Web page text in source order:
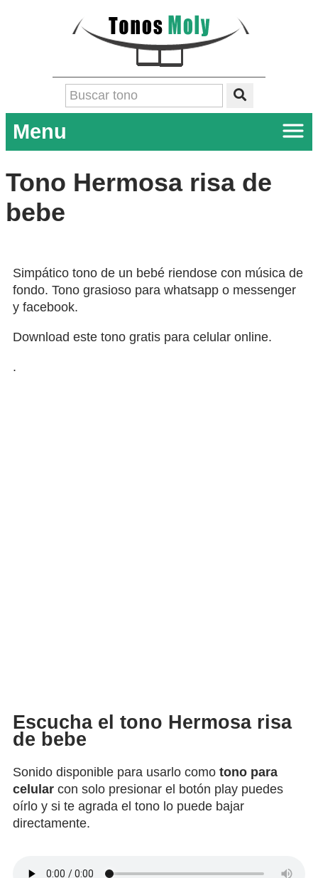
Menu
Tono Hermosa risa de
bebe
Simpático tono de un bebé riendose con música de
fondo. Tono grasioso para whatsapp o messenger
y facebook.
Download este tono gratis para celular online.
.
Escucha el tono Hermosa risa
de bebe
Sonido disponible para usarlo como tono para
celular con solo presionar el botón play puedes
oírlo y si te agrada el tono lo puede bajar
directamente.